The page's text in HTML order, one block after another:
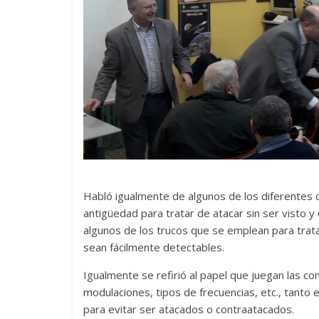
Habló igualmente de algunos de los
antigüedad para tratar de atacar sin ser visto
algunos de los trucos que se emplean para
sean fácilmente detectables.
Igualmente se refirió al papel que juegan las
modulaciones, tipos de frecuencias, etc., tanto
para evitar ser atacados o contraatacados.